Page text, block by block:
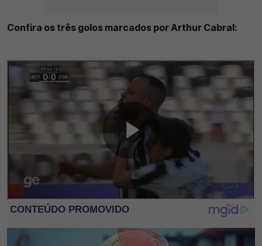
Confira os três golos marcados por Arthur Cabral: